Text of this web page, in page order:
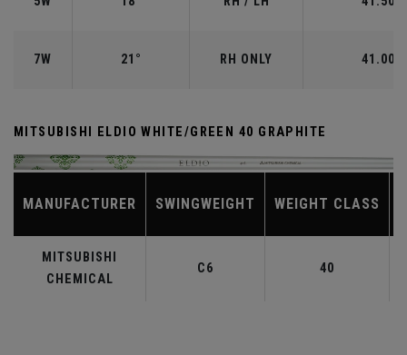
7W 21° RH ONLY 41.00"
MITSUBISHI ELDIO WHITE/GREEN 40 GRAPHITE
MANUFACTURER SWINGWEIGHT WEIGHT CLASS
MITSUBISHI
CHEMICAL
C6 40